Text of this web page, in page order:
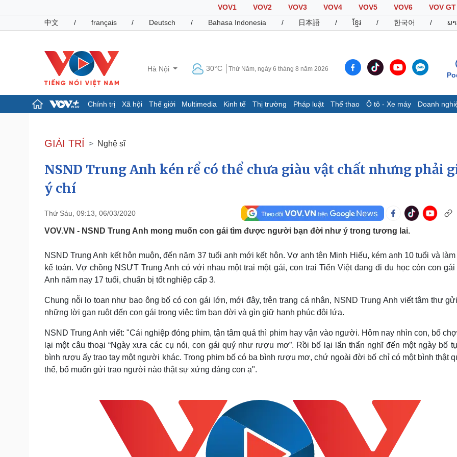
VOV1 VOV2 VOV3 VOV4 VOV5 VOV6
VOV GT
中文
/ français / Deutsch / Bahasa Indonesia / 日本語 / ខ្មែរ / 한국어 / ພ
Hà Nội 30°C Thứ Năm, ngày 6 tháng 8 năm 2026
Chính trị Xã hội Thế giới Multimedia Kinh tế Thị trường Pháp luật Thể thao Ô tô - Xe máy Doanh
Đảng
Tổ chức nhân sự
Nhận diện sự thật
Dấu ấn VOV
E-Magazine
Infographic
Pháp luật
Tin nóng
Việt Nam
Thể thao
Bóng đá
Lịch thi đấu bóng đá
eSports
Hậu trường
Ô tô - Xe máy
Ô tô
Xe máy
Sức khỏe
Dinh dưỡng - món ngon
Cây thuốc
Sản phụ khoa
Nhi khoa
Nam khoa
Làm đẹp - giảm cân
Phòng mạch online
Ăn sạch sống khỏe
Đời sống
Nhà đẹp
Blog
Tình yêu - Gia đình
Sân khấu - Điện ảnh
Văn học
Âm nhạc
Di sản
Nghệ sĩ
GIẢI TRÍ Nghệ sĩ
NSND Trung Anh kén rể có thể chưa giàu vật chất nhưng phải
ý chí
Thứ Sáu, 09:13, 06/03/2020
VOV.VN - NSND Trung Anh mong muốn con gái tìm được người bạn đời như ý trong tương lai.
NSND Trung Anh kết hôn muộn, đến năm 37 tuổi anh mới kết hôn. Vợ anh tên Minh Hiếu, kém anh 10 tuổi và
kế toán. Vợ chồng NSƯT Trung Anh có với nhau một trai một gái, con trai Tiến Việt đang đi du học còn con gái
Anh năm nay 17 tuổi, chuẩn bị tốt nghiệp cấp 3.
Chung nỗi lo toan như bao ông bố có con gái lớn, mới đây, trên trang cá nhân, NSND Trung Anh viết tâm thư
những lời gan ruột đến con gái trong việc tìm bạn đời và gìn giữ hạnh phúc đôi lứa.
NSND Trung Anh viết: "Cái nghiệp đóng phim, tận tâm quá thì phim hay vận vào người. Hôm nay nhìn con, bố
lại một câu thoại “Ngày xưa các cụ nói, con gái quý như rượu mơ”. Rồi bố lại lẩn thẩn nghĩ đến một ngày bố
bình rượu ấy trao tay một người khác. Trong phim bố có ba bình rượu mơ, chứ ngoài đời bố chỉ có một bình thật
thế, bố muốn gửi trao người nào thật sự xứng đáng con ạ".